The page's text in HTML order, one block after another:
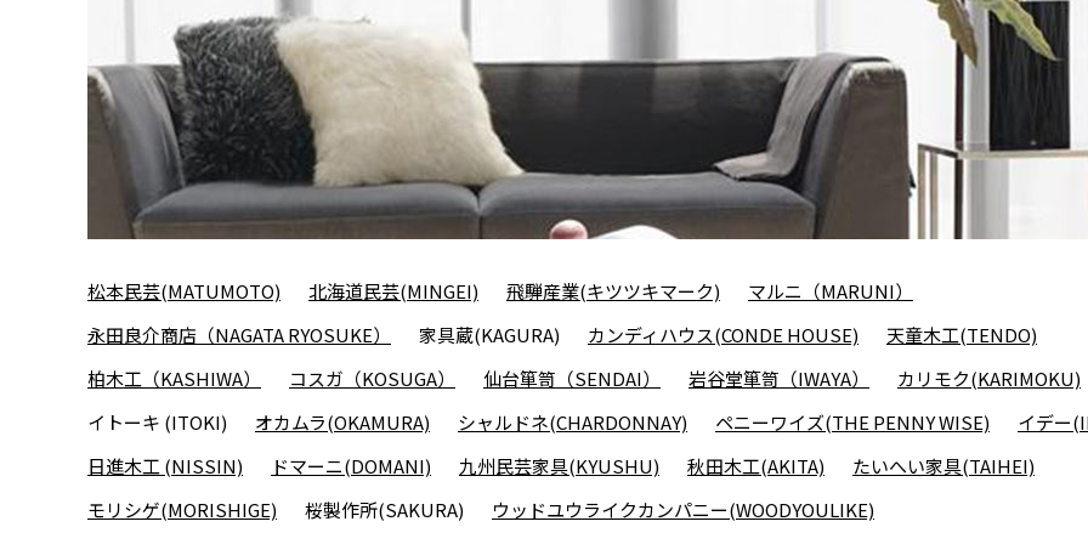
松本民芸(MATUMOTO) 北海道民芸(MINGEI) 飛騨産業(キツツキマーク)
マルニ（MARUNI）
永田良介商店（NAGATA RYOSUKE）
家具蔵(KAGURA) カンディハウス(CONDE HOUSE)
天童木工(TENDO)
柏木工（KASHIWA）
コスガ（KOSUGA） 仙台箪笥（SENDAI） 岩谷堂箪笥（IWAYA）
カリモク(KARIMOKU)
イトーキ (ITOKI)
オカムラ(OKAMURA) シャルドネ(CHARDONNAY) ペニーワイズ(THE PENNY WISE)
イデー
日進木工 (NISSIN)
ドマーニ(DOMANI) 九州民芸家具(KYUSHU) 秋田木工(AKITA)
たいへい家具(TAIHEI)
モリシゲ(MORISHIGE)
桜製作所(SAKURA)
ウッドユウライクカンパニー(WOODYOULIKE)